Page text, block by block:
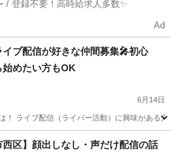
日給例1万円〜 / 登録不要！高時給求人多数✨
Ad
イブ配信が好きな仲間募集🎤初心
始めたい方もOK
6月14日
！ ライブ配信（ライバー活動）に興味がある
イブ配信
西区】顔出しなし・声だけ配信の話